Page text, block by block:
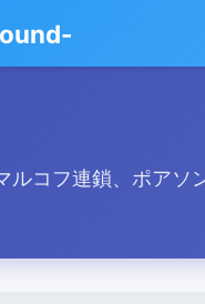
ルコフ連鎖、ポアソ